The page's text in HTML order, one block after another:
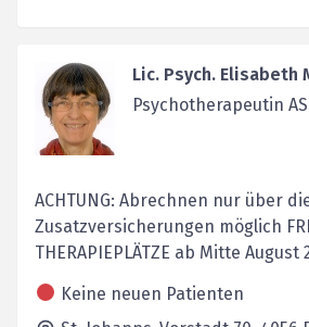
Lic. Psych. Elisabeth
Psychotherapeutin
ACHTUNG: Abrechnen nur über
Zusatzversicherungen möglich
THERAPIEPLÄTZE ab Mitte August
Keine neuen Patienten